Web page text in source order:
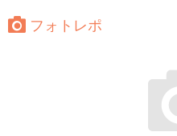
フォトレポ